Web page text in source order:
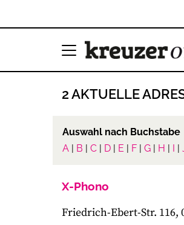
2 AKTUELLE
Auswahl nach Buchstabe
A | B | C | D | E | F | G | H | I |
X-Phono
Friedrich-Ebert-Str. 116,